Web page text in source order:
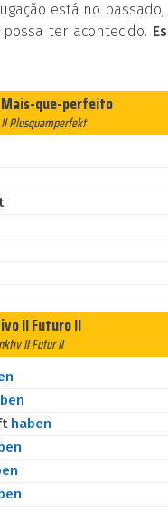
está no passado,
ter acontecido.
que-perfeito
Plusquamperfekt
II Futuro II
II Futur II
haben